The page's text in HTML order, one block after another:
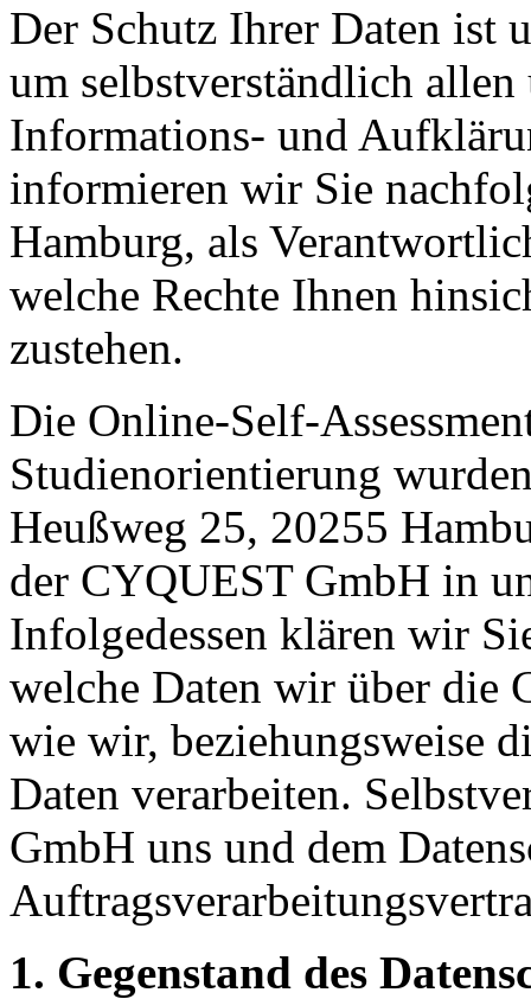
Der Schutz Ihrer Daten ist
um selbstverständlich
Informations- und
informieren wir Sie
Hamburg, als
welche Rechte Ihnen
zustehen.
Die Online-Self-
Studienorientierung
Heußweg 25, 20255
der CYQUEST GmbH in
Infolgedessen klären wir
welche Daten wir über die
wie wir, beziehungsweise
Daten verarbeiten.
GmbH uns und dem
1. Gegenstand des